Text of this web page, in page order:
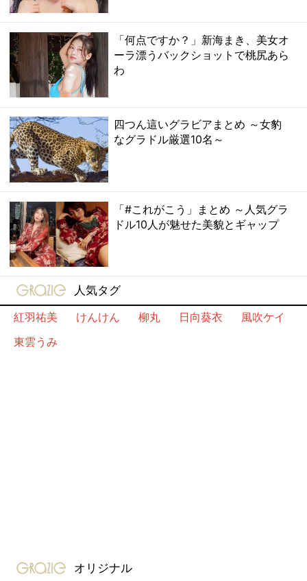
「何点ですか？」新海まき、美女オ
ーラ漂うバックショットで桃尻あら
わ
四つん這いグラビアまとめ ～女豹
なグラドル厳選10名～
「#これがこう」まとめ ～人気グラ
ドル10人が魅せた美貌とギャップ
gravure-grazie
人気タグ
紅羽祐美
けんけん 柳丸 日向葵衣
風吹ケイ
東雲うみ
gravure-grazie
オリジナル